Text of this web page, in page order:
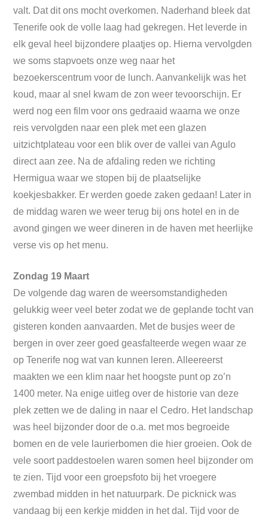
valt. Dat dit ons mocht overkomen. Naderhand bleek dat
Tenerife ook de volle laag had gekregen. Het leverde in
elk geval heel bijzondere plaatjes op. Hierna vervolgden
we soms stapvoets onze weg naar het
bezoekerscentrum voor de lunch. Aanvankelijk was het
koud, maar al snel kwam de zon weer tevoorschijn. Er
werd nog een film voor ons gedraaid waarna we onze
reis vervolgden naar een plek met een glazen
uitzichtplateau voor een blik over de vallei van Agulo
direct aan zee. Na de afdaling reden we richting
Hermigua waar we stopen bij de plaatselijke
koekjesbakker. Er werden goede zaken gedaan! Later in
de middag waren we weer terug bij ons hotel en in de
avond gingen we weer dineren in de haven met heerlijke
verse vis op het menu.
Zondag 19 Maart
De volgende dag waren de weersomstandigheden
gelukkig weer veel beter zodat we de geplande tocht van
gisteren konden aanvaarden. Met de busjes weer de
bergen in over zeer goed geasfalteerde wegen waar ze
op Tenerife nog wat van kunnen leren. Alleereerst
maakten we een klim naar het hoogste punt op zo’n
1400 meter. Na enige uitleg over de historie van deze
plek zetten we de daling in naar el Cedro. Het landschap
was heel bijzonder door de o.a. met mos begroeide
bomen en de vele laurierbomen die hier groeien. Ook de
vele soort paddestoelen waren somen heel bijzonder om
te zien. Tijd voor een groepsfoto bij het vroegere
zwembad midden in het natuurpark. De picknick was
vandaag bij een kerkje midden in het dal. Tijd voor de